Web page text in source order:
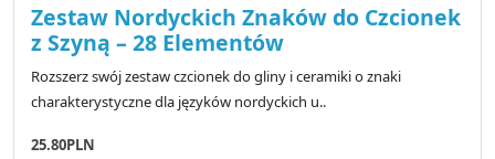
Zestaw Nordyckich Znaków do Czcionek
z Szyną – 28 Elementów
Rozszerz swój zestaw czcionek do gliny i ceramiki o znaki
charakterystyczne dla języków nordyckich u..
25.80PLN